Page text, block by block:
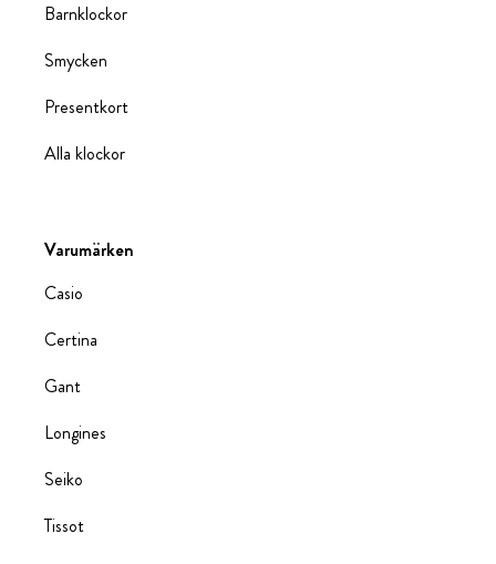
Barnklockor
Smycken
Presentkort
Alla klockor
Varumärken
Casio
Certina
Gant
Longines
Seiko
Tissot